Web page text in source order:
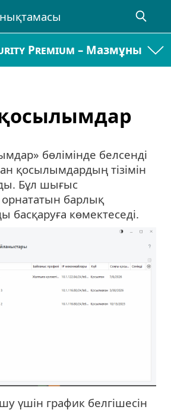
Premium – Мазмұны
бөлімінде белсенді
қосылымдардың тізімін
Бұл шығыс
барлық
басқаруға көмектеседі.
үшін график белгішесін